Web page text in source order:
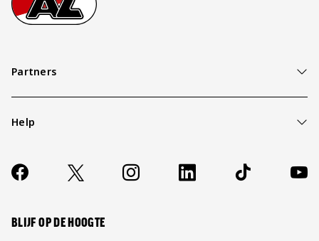
Partners
Help
Contact
FAQ
Socials
https://www.facebook.com/AZAlkmaar
X Instagram LinkedIn TikTok
BLIJF OP DE HOOGTE